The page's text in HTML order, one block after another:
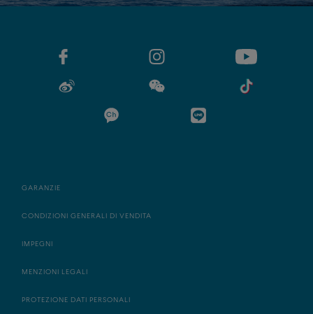
GARANZIE
CONDIZIONI GENERALI DI VENDITA
IMPEGNI
MENZIONI LEGALI
PROTEZIONE DATI PERSONALI